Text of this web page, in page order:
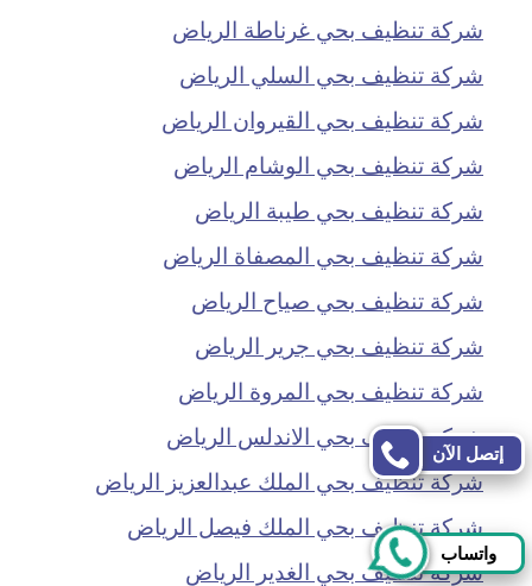
شركة تنظيف بحي غرناطة الرياض
شركة تنظيف بحي السلي الرياض
شركة تنظيف بحي القيروان الرياض
شركة تنظيف بحي الوشام الرياض
شركة تنظيف بحي طيبة الرياض
شركة تنظيف بحي المصفاة الرياض
شركة تنظيف بحي صياح الرياض
شركة تنظيف بحي جرير الرياض
شركة تنظيف بحي المروة الرياض
شركة تنظيف بحي الاندلس الرياض
شركة تنظيف بحي الملك عبدالعزيز الرياض
شركة تنظيف بحي الملك فيصل الرياض
شركة تنظيف بحي الغدير الرياض
إتصل الآن
واتساب